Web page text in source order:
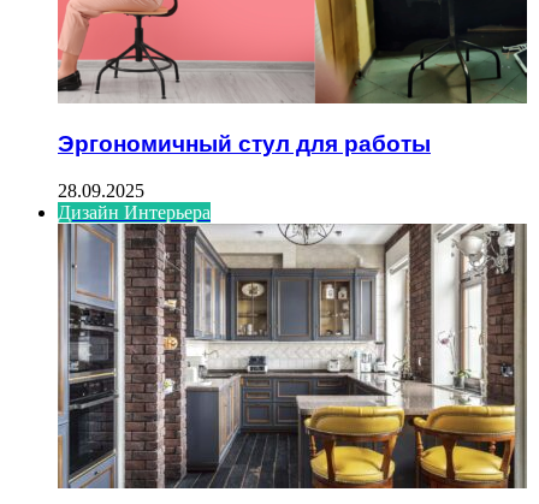
Эргономичный стул для работы
28.09.2025
Дизайн Интерьера